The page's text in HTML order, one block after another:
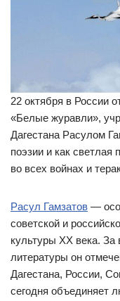
22 октября в России
«Белые журавли»,
Дагестана Расулом
поэзии и как
во всех войнах и
Расул Гамзатов —
советской и
культуры XX века.
литературы он
Дагестана, России,
сегодня объединяет